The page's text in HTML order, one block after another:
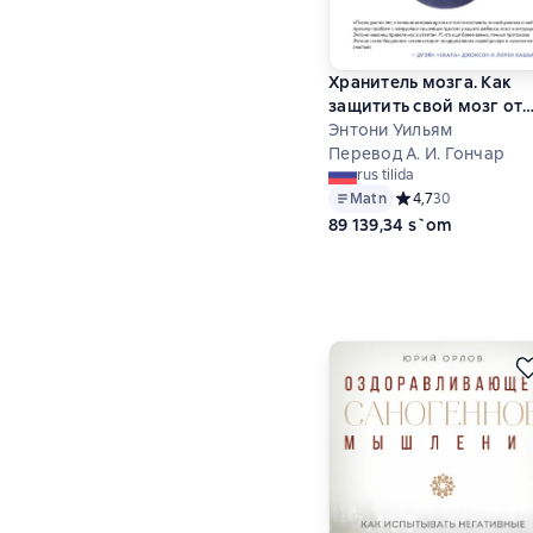
Хранитель мозга. Как
защитить свой мозг от
разрушения и
и жить полной и
жизнью
Энтони Уильям
Перевод А. И. Гончар
rus tilida
Matn Средний рейтинг
4,730
89 139,34 s`om